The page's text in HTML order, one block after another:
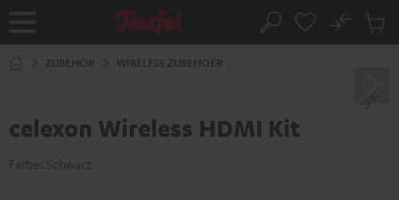
Startseite Suche
No
ZUBEHÖR WIRELESS ZUBEHOER
celexon Wireless HDMI Kit
Farbe: Schwarz